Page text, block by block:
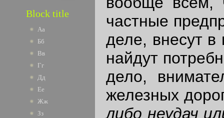
Block title
Аа
Бб
Вв
Гг
Дд
Ее
Жж
Зз
частные
деле, внесут
найдут
дело,
железных
либо неудач